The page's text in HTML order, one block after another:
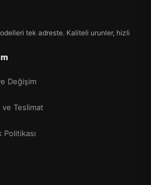
tek adreste. Kaliteli urunler, hizli
Değişim
ve Teslimat
Politikası